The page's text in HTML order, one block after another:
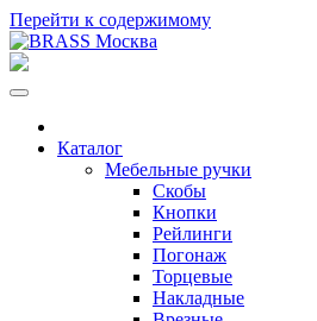
Перейти к содержимому
Каталог
Мебельные ручки
Скобы
Кнопки
Рейлинги
Погонаж
Торцевые
Накладные